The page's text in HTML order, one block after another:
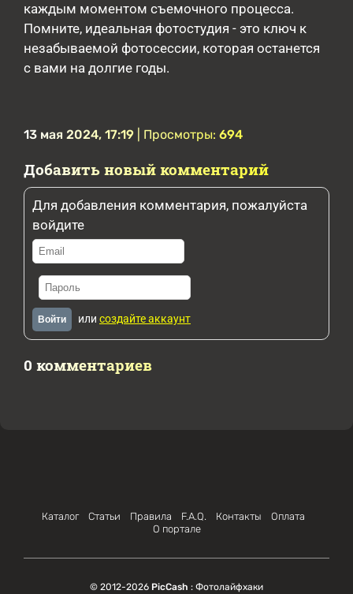
каждым моментом съемочного процесса.
Помните, идеальная фотостудия - это ключ к
незабываемой фотосессии, которая останется
с вами на долгие годы.
13 мая 2024, 17:19 | Просмотры: 694
Добавить новый комментарий
Для добавления комментария, пожалуйста
войдите
Войти или создайте аккаунт
0 комментариев
Каталог Статьи Правила F.A.Q. Контакты
Оплата
О портале
© 2012-2026 PicCash : Фотолайфхаки